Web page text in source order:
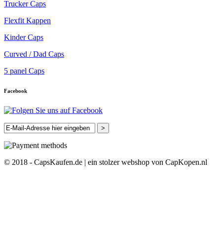
Trucker Caps
Flexfit Kappen
Kinder Caps
Curved / Dad Caps
5 panel Caps
Facebook
>
© 2018 - CapsKaufen.de | ein stolzer webshop von CapKopen.nl